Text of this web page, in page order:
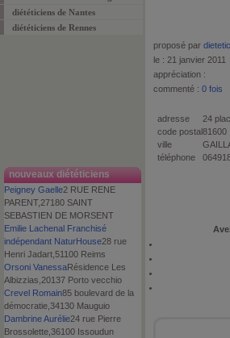
diététiciens de Nantes
diététiciens de Rennes
nouveaux diététiciens
Peigney Gaelle2 RUE RENE
PARENT,27180 SAINT
SEBASTIEN DE MORSENT
Emilie Lachenal Franchisé
indépendant NaturHouse28 rue
Henri Jadart,51100 Reims
Orsoni VanessaRésidence Les
Albizzias,20137 Porto vecchio
Crevel Romain85 boulevard de la
démocratie,34130 Mauguio
Dambrine Aurélie24 rue Pierre
Brossolette,36100 Issoudun
proposé par
le : 21 janvier 2011
appréciation :
commenté : 0 fois
adresse
24
code postal81600
ville
téléphone